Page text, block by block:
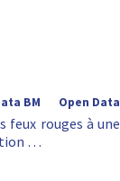
Open Data
BM
feux rouges à une
…